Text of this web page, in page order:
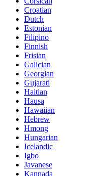
Croatian
Dutch
Estonian
Filipino
Finnish
Frisian
Galician
Georgian
Gujarati
Haitian
Hausa
Hawaiian
Hebrew
Hmong
Hungarian
Icelandic
Igbo
Javanese
Kannada